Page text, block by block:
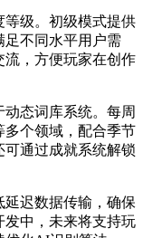
等级。初级模式提供
足不同水平用户需
流，方便玩家在创作
态词库系统。每周
多个领域，配合季节
可通过成就系统解锁
迟数据传输，确保
发中，未来将支持玩